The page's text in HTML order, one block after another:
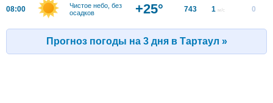
08:00
Чистое небо, без
осадков
+25° 743 1 м/с 0
Прогноз погоды на 3 дня в Тартаул »